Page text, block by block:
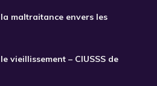
maltraitance envers les
vieillissement – CIUSSS de